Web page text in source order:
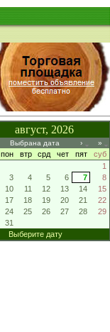
август, 2026
Выбрана дата › »
пон втр срд чет пят
суб
1
3 4 5 6 7
8
10 11 12 13 14
15
17 18 19 20 21
22
24 25 26 27 28
29
31
Выберите дату